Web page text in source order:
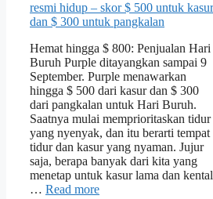
Hemat hingga $ 800: Penjualan Hari
Buruh Purple ditayangkan sampai 9
September. Purple menawarkan
hingga $ 500 dari kasur dan $ 300
dari pangkalan untuk Hari Buruh.
Saatnya mulai memprioritaskan tidur
yang nyenyak, dan itu berarti tempat
tidur dan kasur yang nyaman. Jujur
saja, berapa banyak dari kita yang
menetap untuk kasur lama dan kental
… Read more